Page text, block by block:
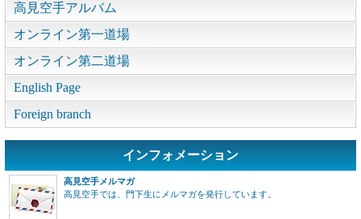
高見空手アルバム
オンライン第一道場
オンライン第二道場
English Page
Foreign branch
インフォメーション
高見空手メルマガ
高見空手では、門下生にメルマガを発行しています。